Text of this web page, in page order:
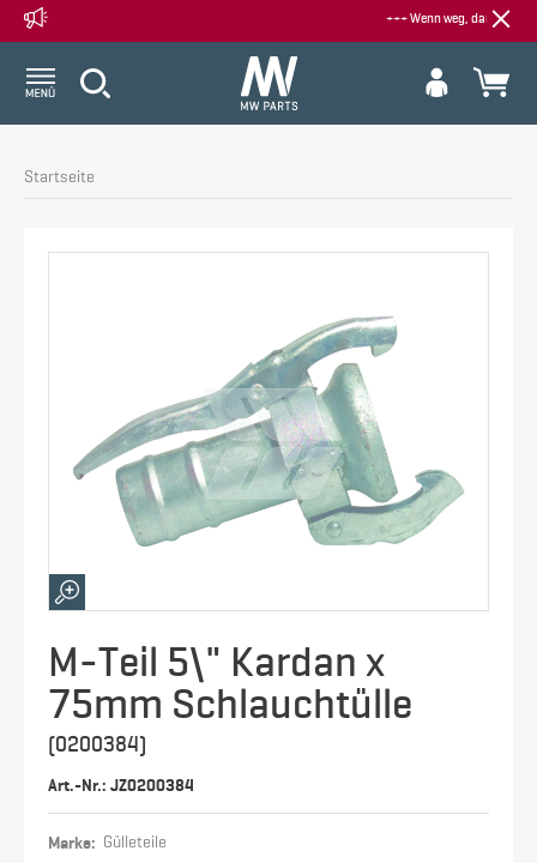
+++ Wenn weg, dann weg - Alle
Startseite
M-Teil 5\" Kardan x
75mm Schlauchtülle
(0200384)
Art.-Nr.: JZ0200384
Marke: Gülleteile